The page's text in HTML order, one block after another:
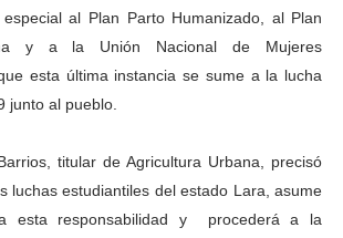
al Plan Parto Humanizado, al Plan
y a la Unión Nacional de Mujeres
esta última instancia se sume a la lucha
junto al pueblo.
titular de Agricultura Urbana, precisó
luchas estudiantiles del estado Lara, asume
esta responsabilidad y procederá a la